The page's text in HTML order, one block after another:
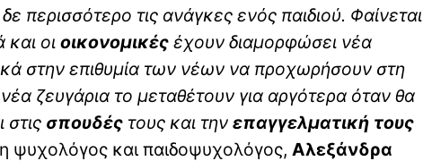
περισσότερο τις ανάγκες ενός παιδιού. Φαίνεται
και οι οικονομικές έχουν διαμορφώσει νέα
στην επιθυμία των νέων να προχωρήσουν στη
ζευγάρια το μεταθέτουν για αργότερα όταν θα
στις σπουδές τους και την επαγγελματική τους
ψυχολόγος και παιδοψυχολόγος, Αλεξάνδρα